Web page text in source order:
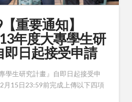
重要通知】
年度大專學生研
即日起接受申請
學生研究計畫』自即日起接受申
月15日23:59前完成上傳以下四項